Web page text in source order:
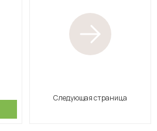
Следующая страница